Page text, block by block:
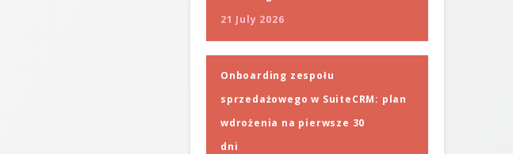
21 July 2026
Onboarding zespołu
sprzedażowego w SuiteCRM: plan
wdrożenia na pierwsze 30
dni